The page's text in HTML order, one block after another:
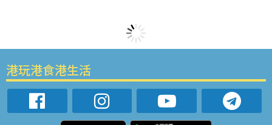
港玩港食港生活